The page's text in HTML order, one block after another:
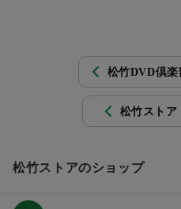
松竹DVD倶
松竹ストア
松竹ストアのショップ